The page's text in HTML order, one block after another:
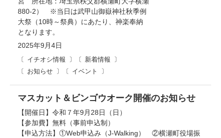
2025年9月4日
イチオシ情報
新着情報
お知らせ
イベント
880-2） ※当日は武甲山御嶽神社秋季例
大祭（10時～祭典）にあたり、神楽奉納
となります。
マスカット＆ビンゴウオーク開催のお知らせ
【開催日】令和７年9月28日（日）
【参加費】無料（事前申込制）
【申込方法】①Web申込み（J-Walking） ②横瀬町役場振